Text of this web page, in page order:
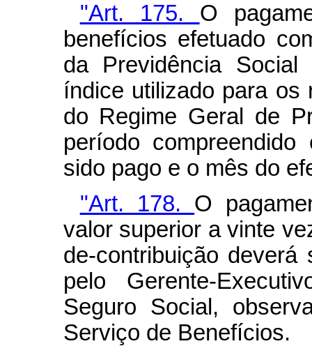
"Art. 175. O
benefícios efetuado
da Previdência
índice utilizado para os
do Regime Geral de
período
sido pago e o mês do
"Art. 178. O
valor superior a vinte
de-contribuição deverá
pelo Gerente-
Seguro Social,
Serviço de Benefícios.